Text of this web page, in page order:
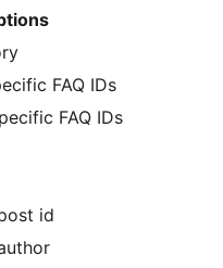
FAQ IDs
FAQ IDs
id